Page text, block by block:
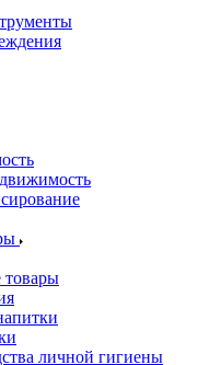
товары
личной гигиены